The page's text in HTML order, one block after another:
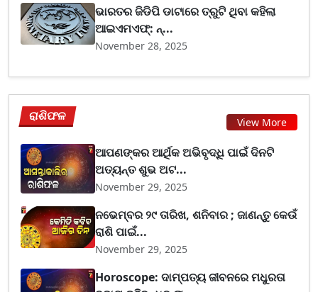
ଭାରତର ଜିଡିପି ଡାଟାରେ ତ୍ରୁଟି ଥିବା କହିଲା
ଆଇଏମଏଫ୍‌: ନ୍...
November 28, 2025
ରାଶିଫଳ View More
ଆପଣଙ୍କର ଆର୍ଥିକ ଅଭିବୃଦ୍ଧି ପାଇଁ ଦିନଟି
ଅତ୍ୟନ୍ତ ଶୁଭ ଅଟ...
November 29, 2025
ନଭେମ୍ବର ୨୯ ତାରିଖ, ଶନିବାର ; ଜାଣନ୍ତୁ କେଉଁ
ରାଶି ପାଇଁ...
November 29, 2025
Horoscope: ଦାମ୍ପତ୍ୟ ଜୀବନରେ ମଧୁରତା